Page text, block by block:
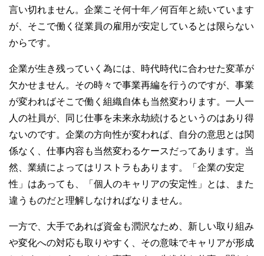
言い切れません。企業こそ何十年／何百年と続いています
が、そこで働く従業員の雇用が安定しているとは限らない
からです。
企業が生き残っていく為には、時代時代に合わせた変革が
欠かせません。その時々で事業再編を行うのですが、事業
が変わればそこで働く組織自体も当然変わります。一人一
人の社員が、同じ仕事を未来永劫続けるというのはあり得
ないのです。企業の方向性が変われば、自分の意思とは関
係なく、仕事内容も当然変わるケースだってあります。当
然、業績によってはリストラもあります。「企業の安定
性」はあっても、「個人のキャリアの安定性」とは、また
違うものだと理解しなければなりません。
一方で、大手であれば資金も潤沢なため、新しい取り組み
や変化への対応も取りやすく、その意味でキャリアが形成